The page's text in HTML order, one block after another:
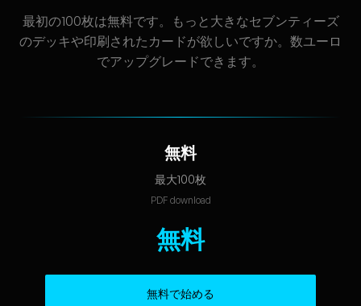
最初の100枚は無料です。もっと大きなセブンティーズ
のデッキや印刷されたカードが欲しいですか。数ユーロ
でアップグレードできます。
無料
最大100枚
PDF download
無料
無料で始める